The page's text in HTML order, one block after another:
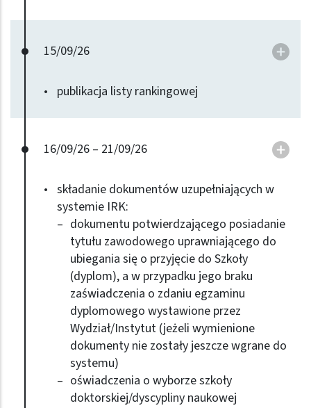
15/09/26
publikacja listy rankingowej
16/09/26 – 21/09/26
składanie dokumentów uzupełniających w
systemie IRK:
dokumentu potwierdzającego posiadanie
tytułu zawodowego uprawniającego do
ubiegania się o przyjęcie do Szkoły
(dyplom), a w przypadku jego braku
zaświadczenia o zdaniu egzaminu
dyplomowego wystawione przez
Wydział/Instytut (jeżeli wymienione
dokumenty nie zostały jeszcze wgrane do
systemu)
oświadczenia o wyborze szkoły
doktorskiej/dyscypliny naukowej